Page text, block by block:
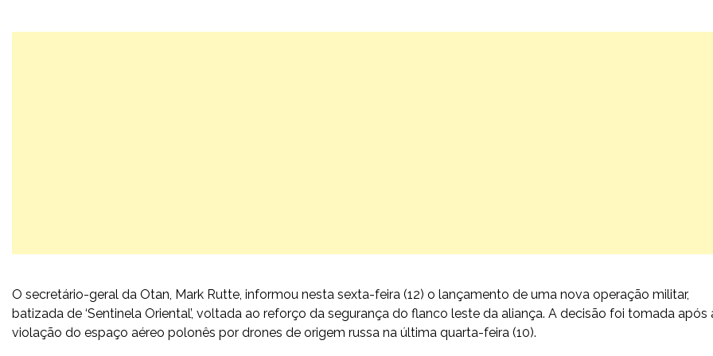
O secretário-geral da Otan, Mark Rutte, informou nesta sexta-feira (12) o lançamento de uma nova operação militar,
batizada de ‘Sentinela Oriental’, voltada ao reforço da segurança do flanco leste da aliança. A decisão foi tomada após
violação do espaço aéreo polonês por drones de origem russa na última quarta-feira (10).